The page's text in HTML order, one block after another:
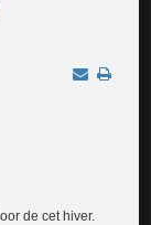
de cet hiver.